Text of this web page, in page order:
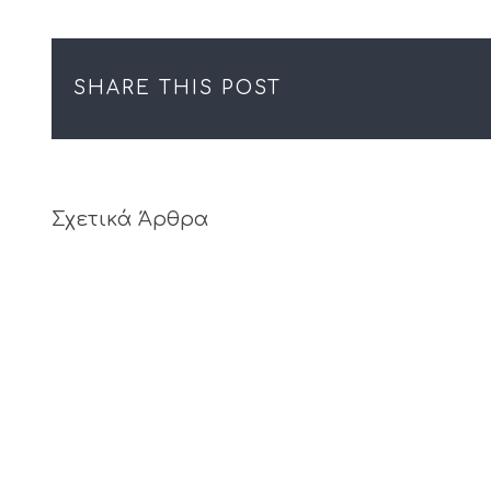
SHARE THIS POST
Σχετικά Άρθρα